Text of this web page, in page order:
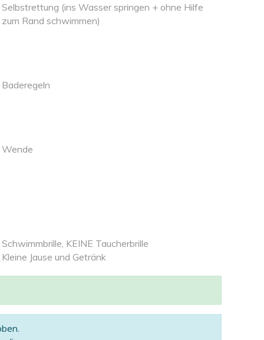
Selbstrettung (ins Wasser springen + ohne Hilfe
zum Rand schwimmen)
Baderegeln
Wende
Schwimmbrille, KEINE Taucherbrille
Kleine Jause und Getränk